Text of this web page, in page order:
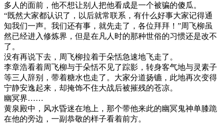
多人的面前，他不想让别人把他看成是一个被骗的傻瓜。
“既然大家都认识了，以后就常联系，有什么好事大家记得通
知我们一声。我们还有事，就先走了，各位拜拜！”周飞柳虽
然已经进入修炼界，但是在凡人时的那种世俗的习惯还是改不
了。
没有再说下去，周飞柳拉着于朵恬急速地飞走了。
李章浩看着周飞柳与于朵恬不见了踪影，转身客气地与灵素子
等三人辞别，带着糖水也走了。大家分道扬镳，此地再次变得
宁静安逸起来，却掩饰不住大战后被摧残的苍凉。
幽冥界……
黄泉殿中，风水昏迷在地上，那个带他来此的幽冥鬼神单膝跪
在他的旁边，一副恭敬的样子看着前方。